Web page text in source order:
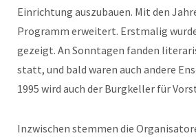
Einrichtung auszubauen. Mit den
Programm erweitert. Erstmalig
gezeigt. An Sonntagen fanden
statt, und bald waren auch andere
1995 wird auch der Burgkeller für
Inzwischen stemmen die